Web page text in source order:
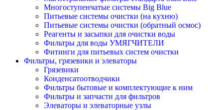
Многоступенчатые системы Big Blue
Питьевые системы очистки (на кухню)
Питьевые системы очистки (обратный осмос)
Реагенты и засыпки для очистки воды
Фильтры для воды УМЯГЧИТЕЛИ
Фитинги для питьевых систем очистки
Фильтры, грязевики и элеваторы
Грязевики
Конденсатоотводчики
Фильтры бытовые и комплектующие к ним
Фильтры и запчасти для фильтров
Элеваторы и элеваторные узлы